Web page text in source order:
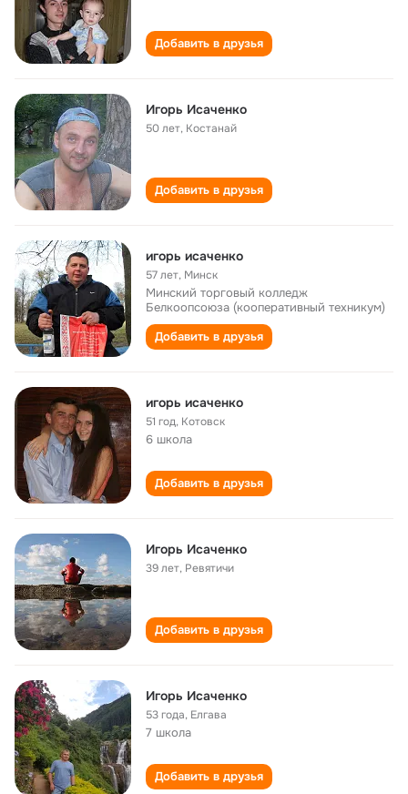
Добавить в друзья
Игорь Исаченко
50 лет, Костанай
Добавить в друзья
игорь исаченко
57 лет, Минск
Минский торговый колледж
Белкоопсоюза (кооперативный техникум)
Добавить в друзья
игорь исаченко
51 год, Котовск
6 школа
Добавить в друзья
Игорь Исаченко
39 лет, Ревятичи
Добавить в друзья
Игорь Исаченко
53 года, Елгава
7 школа
Добавить в друзья